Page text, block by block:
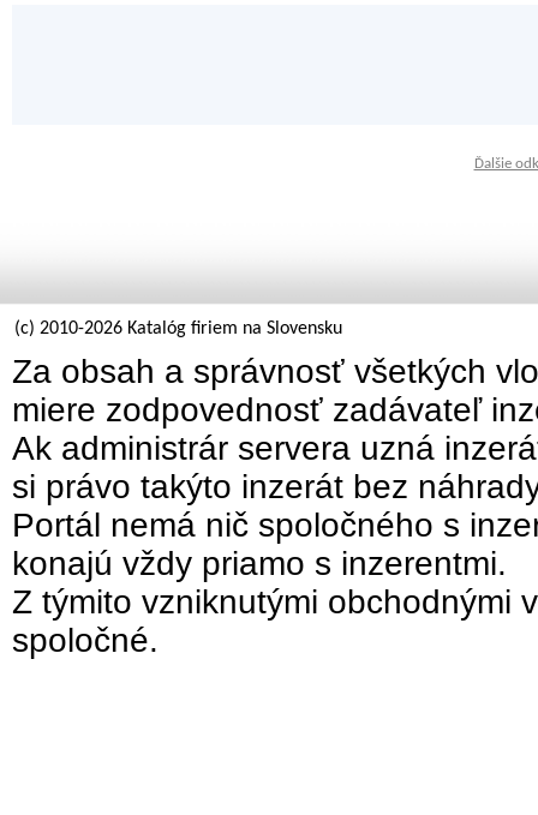
Ďalšie
(c) 2010-2026 Katalóg firiem na Slovensku
Za obsah a správnosť všetkých
miere zodpovednosť zadávateľ
Ak administrár servera uzná
si právo takýto inzerát bez
Portál nemá nič spoločného s
konajú vždy priamo s inzerentmi.
Z týmito vzniknutými obchodnými
spoločné.